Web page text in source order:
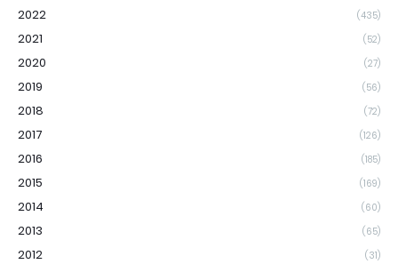
2022 (435)
2021 (52)
2020 (27)
2019 (56)
2018 (72)
2017 (126)
2016 (185)
2015 (169)
2014 (60)
2013 (65)
2012 (31)